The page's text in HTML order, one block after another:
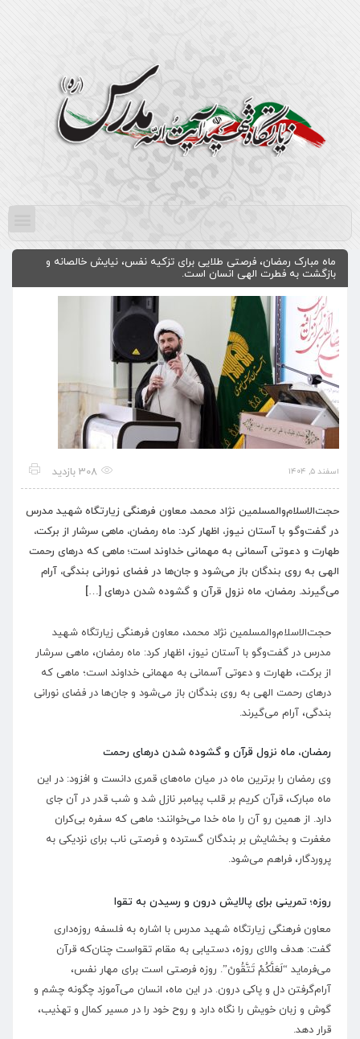
ماه مبارک رمضان، فرصتی طلایی برای تزکیه نفس، نیایش خالصانه و
بازگشت به فطرت الهی انسان است.
اسفند ۵, ۱۴۰۴ 308 بازدید
حجت‌الاسلام‌والمسلمین نژاد محمد، معاون فرهنگی زیارتگاه شهید مدرس
در گفت‌و‌گو با آستان نیوز، اظهار کرد: ماه رمضان، ماهی سرشار از برکت،
طهارت و دعوتی آسمانی به مهمانی خداوند است؛ ماهی که در‌های رحمت
الهی به روی بندگان باز می‌شود و جان‌ها در فضای نورانی بندگی، آرام
می‌گیرند. رمضان، ماه نزول قرآن و گشوده شدن در‌های […]
حجت‌الاسلام‌والمسلمین نژاد محمد، معاون فرهنگی زیارتگاه شهید
مدرس در گفت‌و‌گو با آستان نیوز، اظهار کرد: ماه رمضان، ماهی سرشار
از برکت، طهارت و دعوتی آسمانی به مهمانی خداوند است؛ ماهی که
در‌های رحمت الهی به روی بندگان باز می‌شود و جان‌ها در فضای نورانی
بندگی، آرام می‌گیرند.
رمضان، ماه نزول قرآن و گشوده شدن در‌های رحمت
وی رمضان را برترین ماه در میان ماه‌های قمری دانست و افزود: در این
ماه مبارک، قرآن کریم بر قلب پیامبر نازل شد و شب قدر در آن جای
دارد. از همین رو آن را ماه خدا می‌خوانند؛ ماهی که سفره بی‌کران
مغفرت و بخشایش بر بندگان گسترده و فرصتی ناب برای نزدیکی به
پروردگار، فراهم می‌شود.
روزه؛ تمرینی برای پالایش درون و رسیدن به تقوا
معاون فرهنگی زیارتگاه شهید مدرس با اشاره به فلسفه روزه‌داری
گفت: هدف والای روزه، دستیابی به مقام تقواست چنان‌که قرآن
می‌فرماید “لَعَلَّکُمْ تَتَّقُونَ”. روزه فرصتی است برای مهار نفس،
آرام‌گرفتن دل و پاکی درون. در این ماه، انسان می‌آموزد چگونه چشم و
گوش و زبان خویش را نگاه دارد و روح خود را در مسیر کمال و تهذیب،
قرار دهد.